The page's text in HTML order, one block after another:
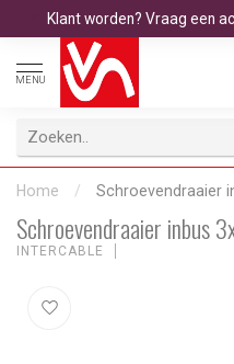
Klant worden? Vraag een
MENU
Home / Schroevendraaier
Schroevendraaier inbus
INTERCABLE